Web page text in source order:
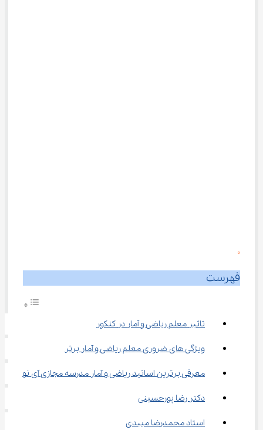
0
فهرست
تاثیر معلم ریاضی و آمار در کنکور
ویژگی ‌های ضروری معلم ریاضی و آمار برتر
معرفی برترین اساتید ریاضی و آمار مدرسه مجازی آی ‌نو
دکتر رضا پورحسینی
استاد محمدرضا میبدی